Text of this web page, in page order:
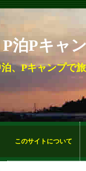
泊Pキャ
、Pキャンプで
このサイトについて